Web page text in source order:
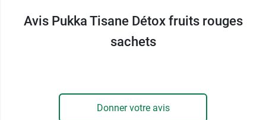
Quelle différence fait Pukka avec
sa tisane détox aux fruits rouges
extraits naturels et issus de l'agriculture
, pour respecter à la fois la Nature et
Avis Pukka Tisane Détox fruits rouges
sachets
Donner votre avis